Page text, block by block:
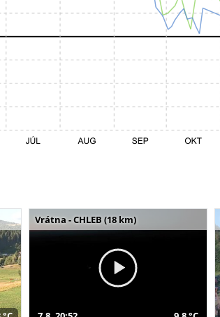
Vrátna - CHLEB (18 km)